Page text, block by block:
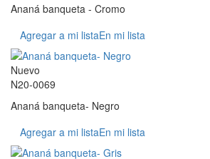
Ananá banqueta - Cromo
Agregar a mi listaEn mi lista
Nuevo
N20-0069
Ananá banqueta- Negro
Agregar a mi listaEn mi lista